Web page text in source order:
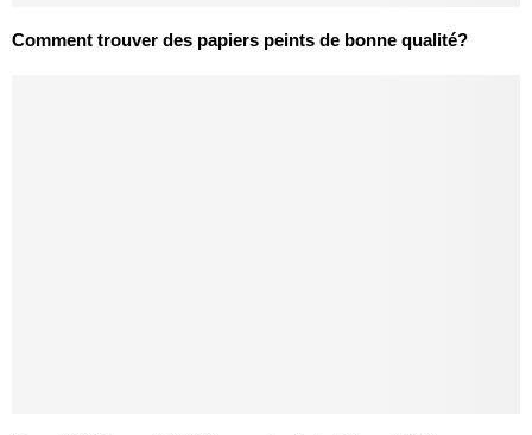
Comment trouver des papiers peints de bonne qualité?